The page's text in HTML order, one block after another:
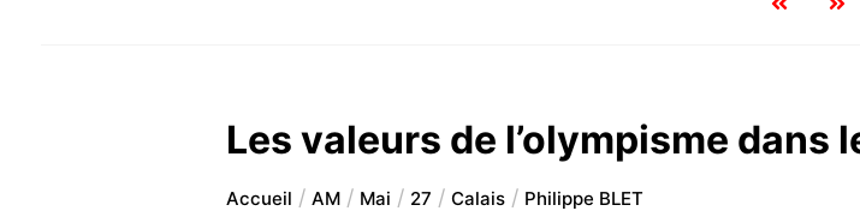
Les valeurs de l’olympisme dans
Accueil AM Mai 27 Calais Philippe BLET